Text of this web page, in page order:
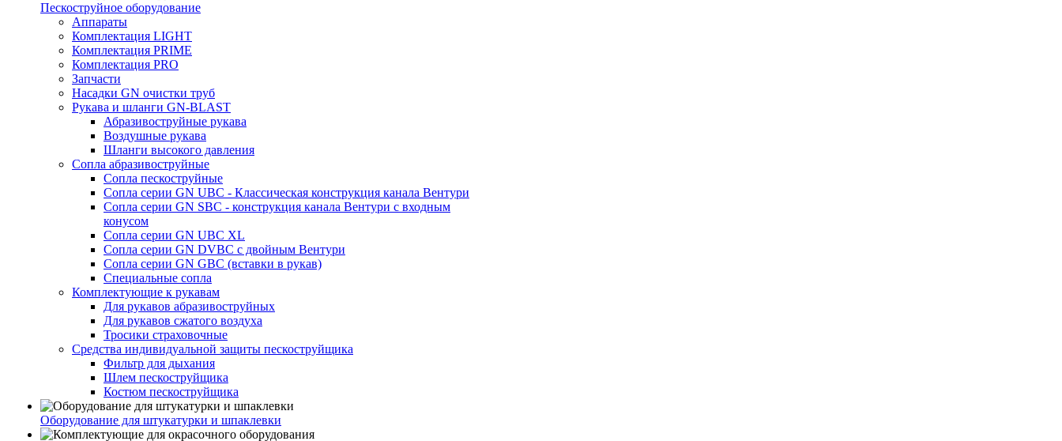
Пескоструйное оборудование
Аппараты
Комплектация LIGHT
Комплектация PRIME
Комплектация PRO
Запчасти
Насадки GN очистки труб
Рукава и шланги GN-BLAST
Абразивоструйные рукава
Воздушные рукава
Шланги высокого давления
Сопла абразивоструйные
Сопла пескоструйные
Сопла серии GN UBC - Классическая конструкция канала Вентури
Сопла серии GN SBC - конструкция канала Вентури c входным
конусом
Сопла серии GN UBC XL
Сопла серии GN DVBC с двойным Вентури
Сопла серии GN GBC (вставки в рукав)
Специальные сопла
Комплектующие к рукавам
Для рукавов абразивоструйных
Для рукавов сжатого воздуха
Тросики страховочные
Средства индивидуальной защиты пескоструйщика
Фильтр для дыхания
Шлем пескоструйщика
Костюм пескоструйщика
Оборудование для штукатурки и шпаклевки